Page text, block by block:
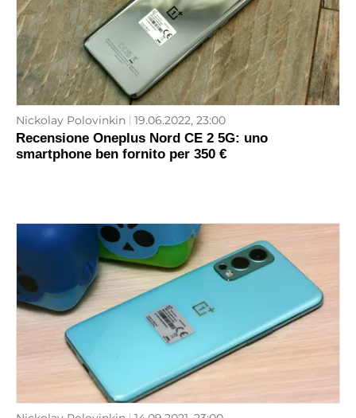
Nickolay Polovinkin 19.06.2022, 23:00
Recensione Oneplus Nord CE 2 5G: uno
smartphone ben fornito per 350 €